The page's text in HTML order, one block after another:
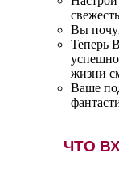
Вы
Теперь
жизни
Ваше
ЧТО